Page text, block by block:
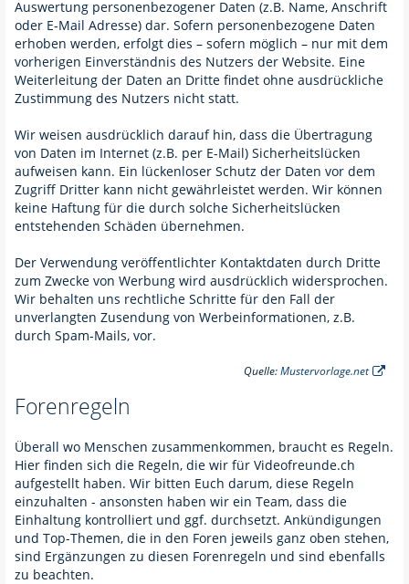
Auswertung personenbezogener Daten (z.B. Name, Anschrift
oder E-Mail Adresse) dar. Sofern personenbezogene Daten
erhoben werden, erfolgt dies – sofern möglich – nur mit dem
vorherigen Einverständnis des Nutzers der Website. Eine
Weiterleitung der Daten an Dritte findet ohne ausdrückliche
Zustimmung des Nutzers nicht statt.
Wir weisen ausdrücklich darauf hin, dass die Übertragung
von Daten im Internet (z.B. per E-Mail) Sicherheitslücken
aufweisen kann. Ein lückenloser Schutz der Daten vor dem
Zugriff Dritter kann nicht gewährleistet werden. Wir können
keine Haftung für die durch solche Sicherheitslücken
entstehenden Schäden übernehmen.
Der Verwendung veröffentlichter Kontaktdaten durch Dritte
zum Zwecke von Werbung wird ausdrücklich widersprochen.
Wir behalten uns rechtliche Schritte für den Fall der
unverlangten Zusendung von Werbeinformationen, z.B.
durch Spam-Mails, vor.
Quelle:Mustervorlage.net
Forenregeln
Überall wo Menschen zusammenkommen, braucht es Regeln.
Hier finden sich die Regeln, die wir für Videofreunde.ch
aufgestellt haben. Wir bitten Euch darum, diese Regeln
einzuhalten - ansonsten haben wir ein Team, dass die
Einhaltung kontrolliert und ggf. durchsetzt. Ankündigungen
und Top-Themen, die in den Foren jeweils ganz oben stehen,
sind Ergänzungen zu diesen Forenregeln und sind ebenfalls
zu beachten.